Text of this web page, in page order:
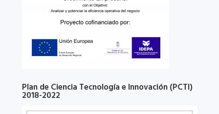
Plan de Ciencia Tecnología e Innovación (PCTI)
2018-2022